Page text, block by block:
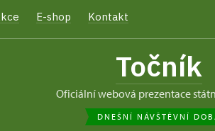
E-shop Kontakt
Točník
oficiální webová prezentace
DNEŠNÍ NÁVŠTĚVNÍ